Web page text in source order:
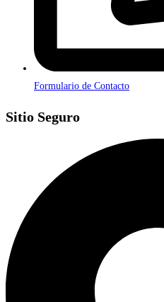
Formulario de Contacto
Sitio Seguro